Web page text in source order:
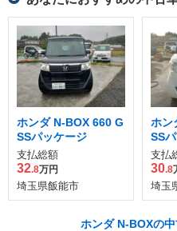
ホンダ N-BOX 660 G
SSパッケージ
支払総額
32.8万円
埼玉県飯能市
ホン
SS
支払
30.8
埼玉
ホンダ N-BOXの